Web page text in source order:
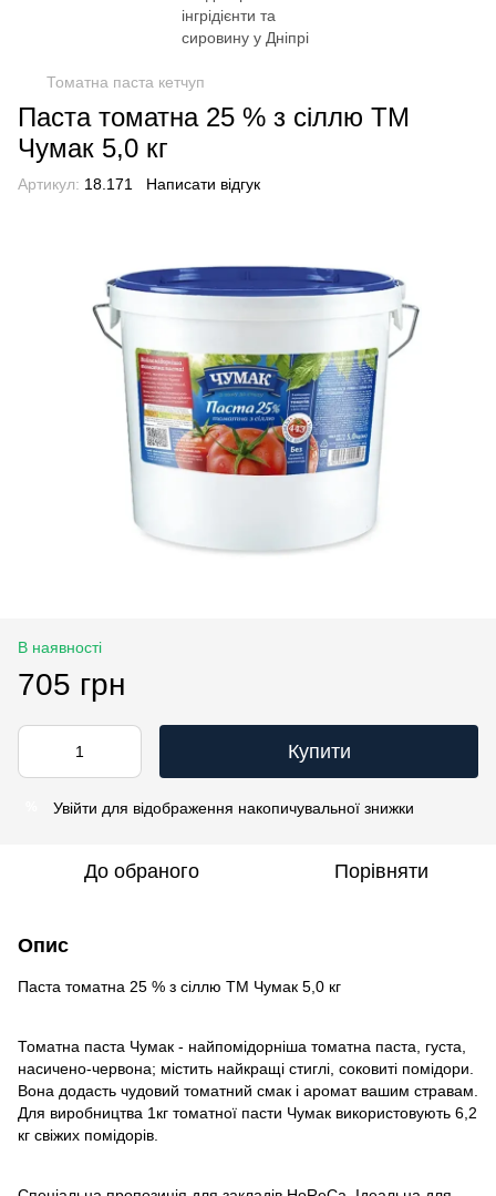
Томатна паста кетчуп
Паста томатна 25 % з сіллю ТМ
Чумак 5,0 кг
Артикул: 18.171 Написати відгук
В наявності
705 грн
Купити
Увійти для відображення накопичувальної знижки
До обраного Порівняти
Опис
Паста томатна 25 % з сіллю ТМ Чумак 5,0 кг
Томатна паста Чумак - найпомідорніша томатна паста, густа,
насичено-червона; містить найкращі стиглі, соковиті помідори.
Вона додасть чудовий томатний смак і аромат вашим стравам.
Для виробництва 1кг томатної пасти Чумак використовують 6,2
кг свіжих помідорів.